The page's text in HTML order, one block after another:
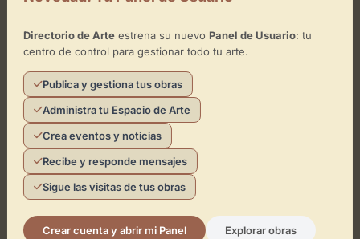
Leaflet
Toca el mapa para interactuar
Activar Mapa
Directorio de Arteestrena su nuevo Panel de Usuario: tu
centro de control para gestionar todo tu arte.
Publica y gestiona tus obras
Administra tu Espacio de Arte
Crea eventos y noticias
Recibe y responde mensajes
Sigue las visitas de tus obras
Crear cuenta y abrir mi Panel Explorar obras